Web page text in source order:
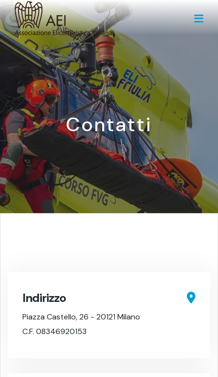
Contatti
Indirizzo
Piazza Castello, 26 - 20121 Milano
C.F. 08346920153